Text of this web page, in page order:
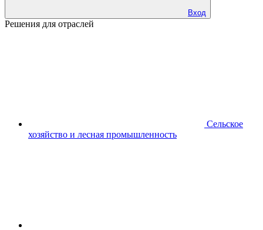
Вход
Решения для отраслей
Сельское
хозяйство и лесная промышленность